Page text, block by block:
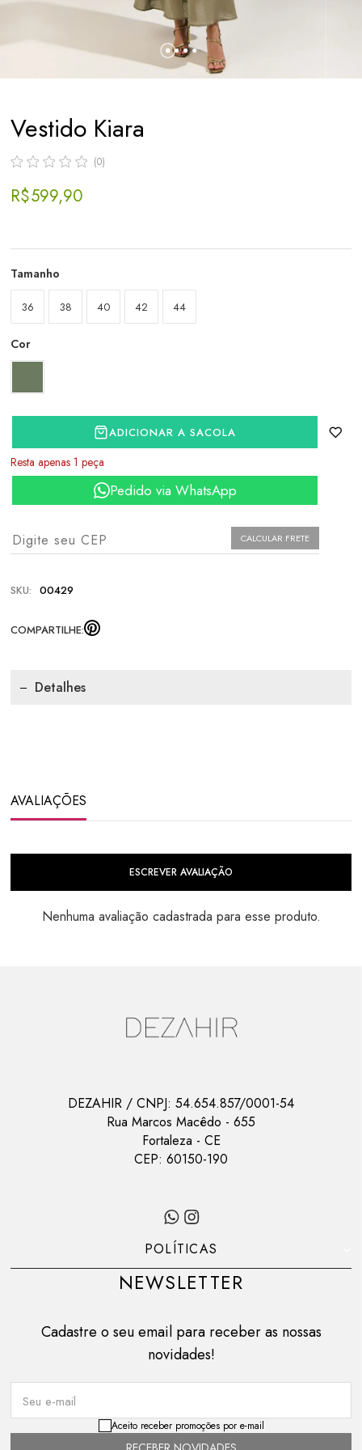
Vestido Kiara
(0)
R$ 599,90
Tamanho
36 38 40 42 44
Cor
ADICIONAR A SACOLA
Resta apenas 1 peça
Pedido via WhatsApp
CALCULAR FRETE
SKU: 00429
COMPARTILHE:
Detalhes
AVALIAÇÕES
ESCREVER AVALIAÇÃO
Nenhuma avaliação cadastrada para esse produto.
DEZAHIR / CNPJ: 54.654.857/0001-54
Rua Marcos Macêdo - 655
Fortaleza - CE
CEP: 60150-190
POLÍTICAS
NEWSLETTER
Cadastre o seu email para receber as nossas
novidades!
Seu e-mail
Aceito receber promoções por e-mail